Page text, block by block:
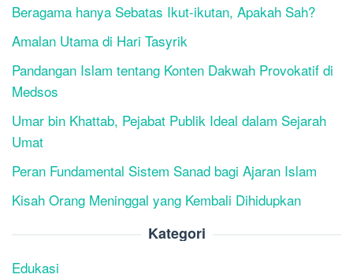
Beragama hanya Sebatas Ikut-ikutan, Apakah Sah?
Amalan Utama di Hari Tasyrik
Pandangan Islam tentang Konten Dakwah Provokatif di
Medsos
Umar bin Khattab, Pejabat Publik Ideal dalam Sejarah
Umat
Peran Fundamental Sistem Sanad bagi Ajaran Islam
Kisah Orang Meninggal yang Kembali Dihidupkan
Kategori
Edukasi